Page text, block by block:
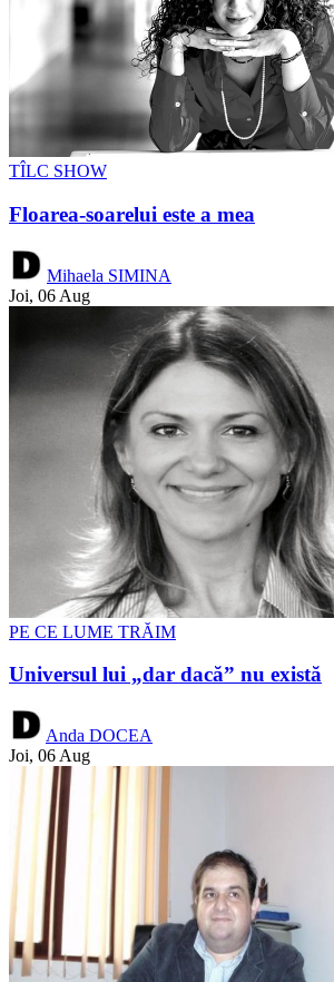
TÎLC SHOW
Floarea-soarelui este a mea
Mihaela SIMINA
Joi, 06 Aug
PE CE LUME TRĂIM
Universul lui „dar dacă” nu există
Anda DOCEA
Joi, 06 Aug